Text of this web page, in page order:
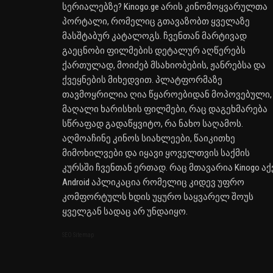
სერიალებზე? Kinogo.ge არის კინომოყვარულთა
პორტალი, რომელიც გთავაზობთ ყველაზე
მასშტაბურ კატალოგს. ჩვენთან მარტივად
გაეცნობი ფილმების დეტალურ აღწერებს
ქართულად, მოიძებ მსახიობების, ჟანრებსა და
ქვეყნების მიხედვით. პლატფორმაზე
თავმოყრილია ღია წყაროებიდან მოპოვებული,
მაღალი ხარისხის ფილმები, რაც დაგეხმარება
სწრაფად გადაწყვიტო, რა ნახო საღამოს.
აღმოაჩინე კინოს სიახლეები, წაიკითხე
მიმოხილვები და იყავი ყოველთვის საქმის
კურსში ჩვენთან ერთად. რაც მთავარია Kinogo
Android აპლიკაცია რომელიც კიდევ უფრო
კომფორტულს ხდის უყურო საყვარელ შოუს
ყველგან სადაც არ უნდაიყო.